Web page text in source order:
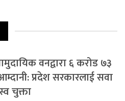
वनद्वारा ६ करोड ७३
प्रदेश सरकारलाई सवा
चुक्ता